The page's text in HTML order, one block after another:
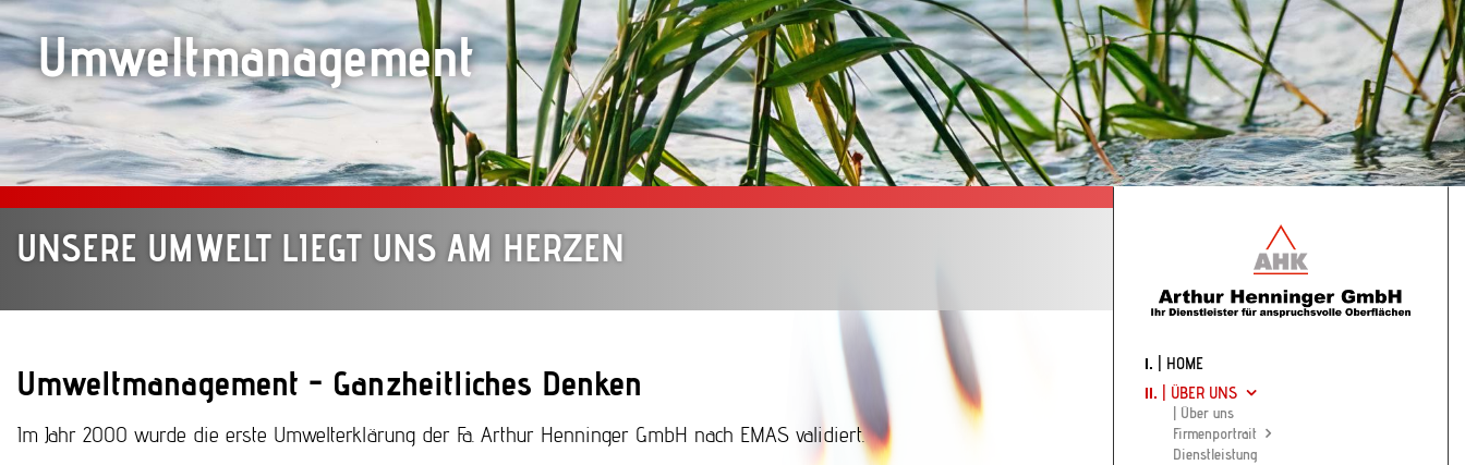
Direkt zum Inhalt
Umweltmanagement
| HOME
| ÜBER UNS
| Über uns
Firmenportrait
Dienstleistung
UNSERE UMWELT LIEGT UNS AM HERZEN
Umweltmanagement - Ganzheitliches Denken
Im Jahr 2000 wurde die erste Umwelterklärung der Fa. Arthur Henninger GmbH nach EMAS validiert.